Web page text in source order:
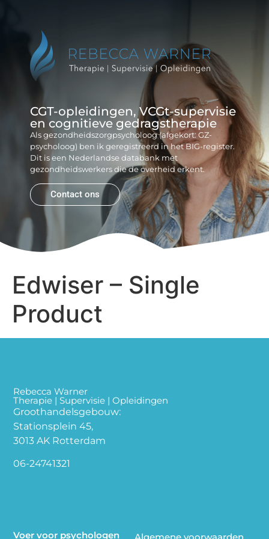
CGT-opleidingen, VCGt-supervisie
en cognitieve gedragstherapie
Als gezondheidszorgpsycholoog (afgekort: GZ-
psycholoog) ben ik geregistreerd in het BIG-register.
Dit is een Nederlandse databank met
gezondheidswerkers die de overheid erkent.
Contact ons
Edwiser – Single
Product
Rebecca Warner
Therapie | Supervisie | Opleidingen
Groothandelsgebouw:
Stationsplein 45,
3013 AK Rotterdam
06-24741321
Voer voor psychologen